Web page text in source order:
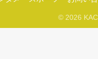
© 2026